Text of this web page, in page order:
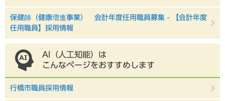
保健師（健康増進事業） 会計年度任用職員募集 - 【会計年度
任用職員】採用情報
AI（人工知能）は
こんなページをおすすめします
行橋市職員採用情報